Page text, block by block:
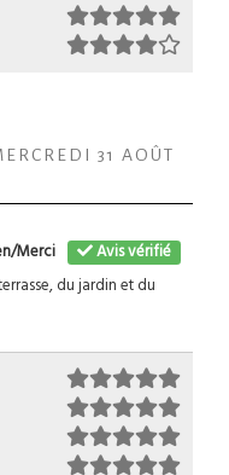
31 AOÛT
Avis vérifié
Merci
du jardin et du